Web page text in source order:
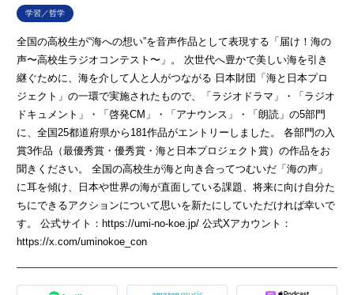
学習／哲学
全国の高校生が“海への想い”を音声作品として表現する「届け！海の
声〜高校生ラジオコンテスト〜」。 次世代へ豊かで美しい海を引き
継ぐために、海を介して人と人がつながる 日本財団「海と日本プロ
ジェクト」の一環で実施されたもので、「ラジオドラマ」・「ラジオ
ドキュメント」・「啓発CM」・「アナウンス」・「朗読」の5部門
に、全国25都道府県から181作品がエントリーしました。 各部門の入
賞3作品（最優秀賞・優秀賞・海と日本プロジェクト賞）の作品をお
聞きください。 全国の高校生が海と向き合ってつむいだ「海の声」
に耳を傾け、日本や世界の海が直面している課題、将来に向け自分た
ちにできるアクションについて思いを新たにしていただければ幸いで
す。 公式サイト：https://umi-no-koe.jp/ 公式Xアカウント：
https://x.com/uminokoe_con